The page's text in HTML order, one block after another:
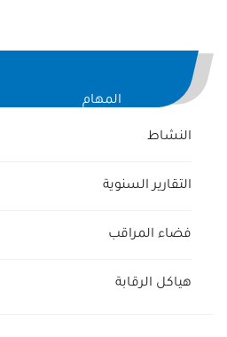
المهام
النشاط
التقارير السنوية
فضاء المراقب
هياكل الرقابة